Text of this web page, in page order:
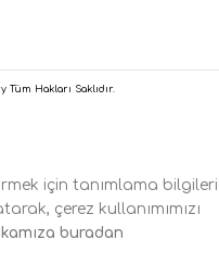
Tüm Hakları Saklıdır.
için tanımlama bilgileri
çerez kullanımımızı
buradan